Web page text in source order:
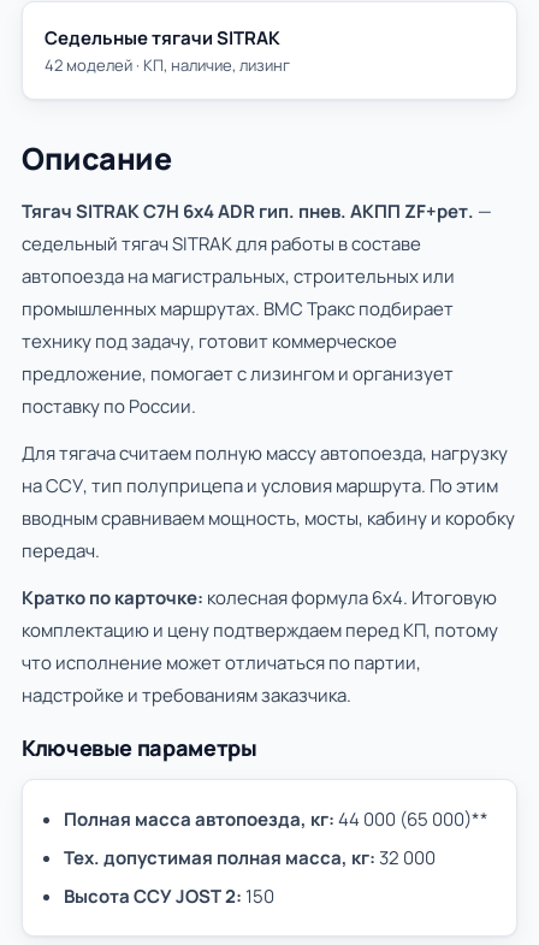
Седельные тягачи SITRAK
42 моделей · КП, наличие, лизинг
Описание
Тягач SITRAK C7H 6x4 ADR гип. пнев. АКПП ZF+рет. —
седельный тягач SITRAK для работы в составе
автопоезда на магистральных, строительных или
промышленных маршрутах. ВМС Тракс подбирает
технику под задачу, готовит коммерческое
предложение, помогает с лизингом и организует
поставку по России.
Для тягача считаем полную массу автопоезда, нагрузку
на ССУ, тип полуприцепа и условия маршрута. По этим
вводным сравниваем мощность, мосты, кабину и коробку
передач.
Кратко по карточке: колесная формула 6х4. Итоговую
комплектацию и цену подтверждаем перед КП, потому
что исполнение может отличаться по партии,
надстройке и требованиям заказчика.
Ключевые параметры
Полная масса автопоезда, кг:44 000 (65 000)**
Тех. допустимая полная масса, кг: 32 000
Высота ССУ JOST 2: 150